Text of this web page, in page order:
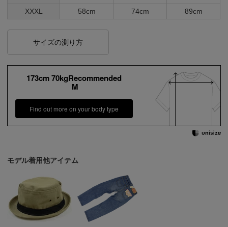
XXXL
58cm 74cm 89cm
サイズの測り方
173cm 70kgRecommended
M
Find out more on your body type
モデル着用他アイテム